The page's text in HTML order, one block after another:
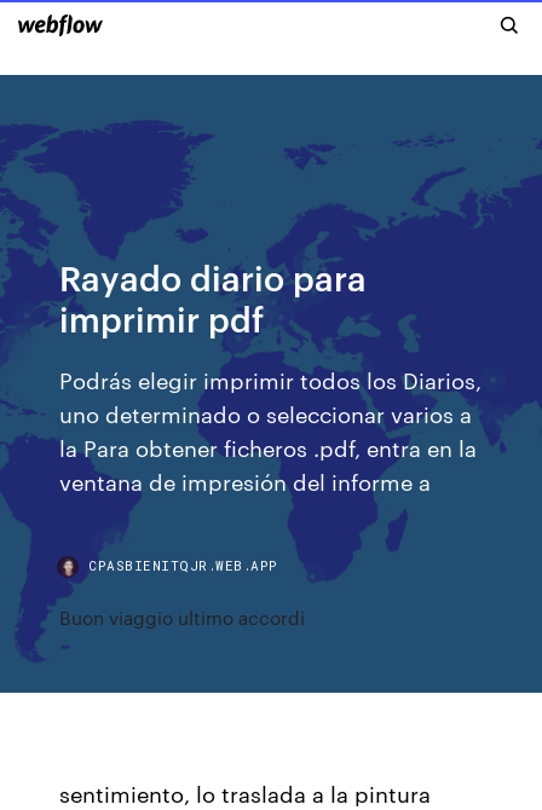
Rayado diario para
imprimir pdf
Podrás elegir imprimir todos los Diarios,
uno determinado o seleccionar varios a
la Para obtener ficheros .pdf, entra en la
ventana de impresión del informe a
CPASBIENITQJR.WEB.APP
Buon viaggio ultimo accordi
sentimiento, lo traslada a la pintura